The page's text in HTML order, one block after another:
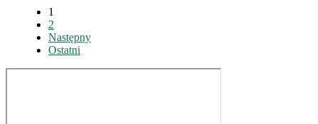
1
2
Następny
Ostatni